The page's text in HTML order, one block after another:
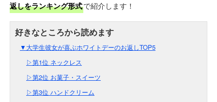
返しをランキング形式で紹介します！
▼大学生彼女が喜ぶホワイトデーのお返しTOP5
▷第1位 ネックレス
▷第2位 お菓子・スイーツ
▷第3位 ハンドクリーム